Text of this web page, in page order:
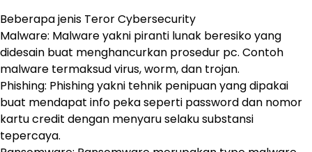
Beberapa jenis Teror Cybersecurity
Malware: Malware yakni piranti lunak beresiko yang
didesain buat menghancurkan prosedur pc. Contoh
malware termaksud virus, worm, dan trojan.
Phishing: Phishing yakni tehnik penipuan yang dipakai
buat mendapat info peka seperti password dan nomor
kartu credit dengan menyaru selaku substansi
tepercaya.